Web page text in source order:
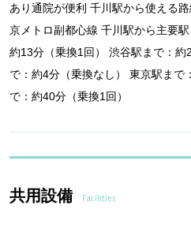
あり通院が便利 千川駅から使える
京メトロ副都心線 千川駅から主要
約13分（乗換1回） 渋谷駅まで：約
で：約4分（乗換なし） 東京駅まで
で：約40分（乗換1回）
共用設備 Facilities